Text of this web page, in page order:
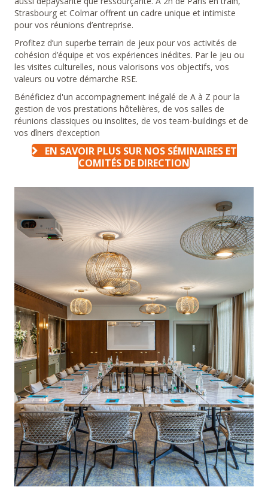
Strasbourg et Colmar offrent un cadre unique et intimiste
pour vos réunions d’entreprise.
Profitez d’un superbe terrain de jeux pour vos activités de
cohésion d’équipe et vos expériences inédites. Par le jeu ou
les visites culturelles, nous valorisons vos objectifs, vos
valeurs ou votre démarche RSE.
Bénéficiez d'un accompagnement inégalé de A à Z pour la
gestion de vos prestations hôtelières, de vos salles de
réunions classiques ou insolites, de vos team-buildings et de
vos dîners d’exception
EN SAVOIR PLUS SUR NOS SÉMINAIRES ET
COMITÉS DE DIRECTION